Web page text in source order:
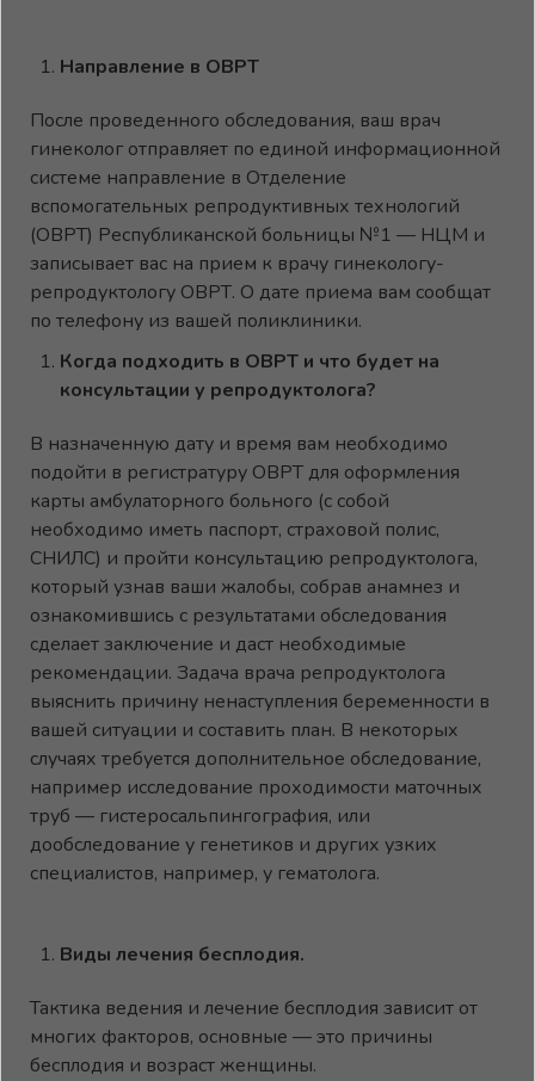
Направление в ОВРТ
После проведенного обследования, ваш врач
гинеколог отправляет по единой информационной
системе направление в Отделение
вспомогательных репродуктивных технологий
(ОВРТ) Республиканской больницы №1 — НЦМ и
записывает вас на прием к врачу гинекологу-
репродуктологу ОВРТ. О дате приема вам сообщат
по телефону из вашей поликлиники.
Когда подходить в ОВРТ и что будет на
консультации у репродуктолога?
В назначенную дату и время вам необходимо
подойти в регистратуру ОВРТ для оформления
карты амбулаторного больного (с собой
необходимо иметь паспорт, страховой полис,
СНИЛС) и пройти консультацию репродуктолога,
который узнав ваши жалобы, собрав анамнез и
ознакомившись с результатами обследования
сделает заключение и даст необходимые
рекомендации. Задача врача репродуктолога
выяснить причину ненаступления беременности в
вашей ситуации и составить план. В некоторых
случаях требуется дополнительное обследование,
например исследование проходимости маточных
труб — гистеросальпингография, или
дообследование у генетиков и других узких
специалистов, например, у гематолога.
Виды лечения бесплодия.
Тактика ведения и лечение бесплодия зависит от
многих факторов, основные — это причины
бесплодия и возраст женщины.